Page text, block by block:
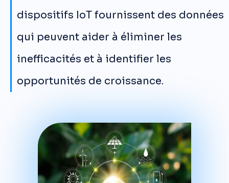
dispositifs IoT fournissent des données
qui peuvent aider à éliminer les
inefficacités et à identifier les
opportunités de croissance.